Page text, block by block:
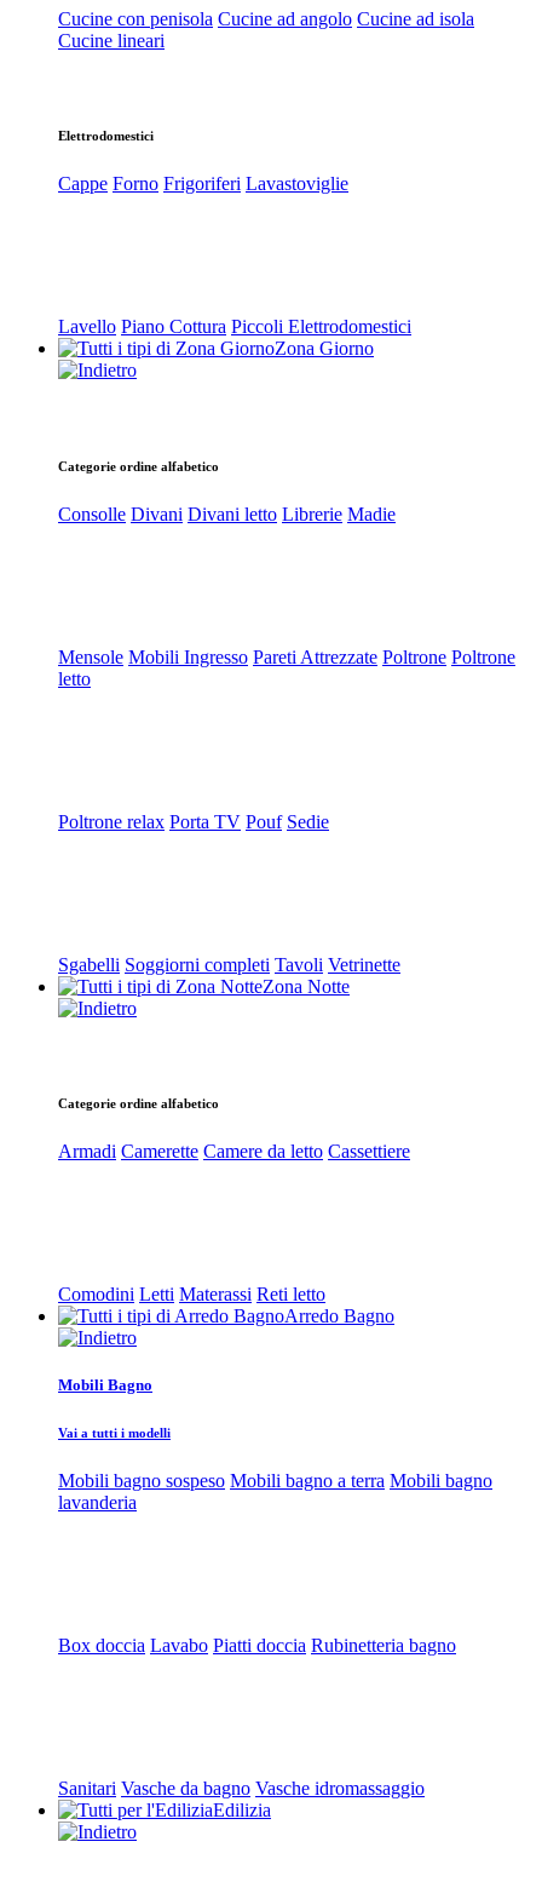
Cucine con penisola Cucine ad angolo Cucine ad isola
Cucine lineari
Elettrodomestici
Cappe Forno Frigoriferi Lavastoviglie
Lavello Piano Cottura Piccoli Elettrodomestici
Zona Giorno
Categorie ordine alfabetico
Consolle Divani Divani letto Librerie Madie
Mensole Mobili Ingresso Pareti Attrezzate Poltrone Poltrone
letto
Poltrone relax Porta TV Pouf Sedie
Sgabelli Soggiorni completi Tavoli Vetrinette
Zona Notte
Categorie ordine alfabetico
Armadi Camerette Camere da letto Cassettiere
Comodini Letti Materassi Reti letto
Arredo Bagno
Mobili Bagno
Vai a tutti i modelli
Mobili bagno sospeso Mobili bagno a terra Mobili bagno
lavanderia
Box doccia Lavabo Piatti doccia Rubinetteria bagno
Sanitari Vasche da bagno Vasche idromassaggio
Edilizia